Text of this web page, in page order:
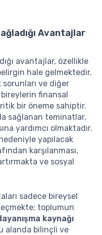
Avantajlar
avantajlar, özellikle
hale gelmektedir.
sorunları ve diğer
bireylerin finansal
bir öneme sahiptir.
sağlanan teminatlar,
yardımcı olmaktadır.
yapılacak
karşılanması,
ve sosyal
sadece bireysel
toplumun
kaynağı
alanda bilinçli ve